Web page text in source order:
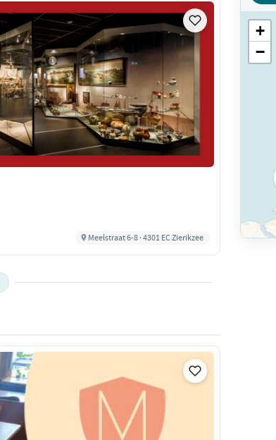
Meelstraat 6-8 · 4301 EC Zierikzee
+
−